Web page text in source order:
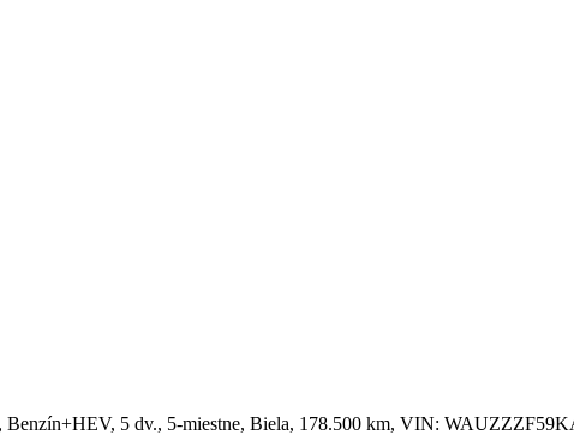
Benzín+HEV, 5 dv., 5-miestne, Biela, 178.500 km, VIN: